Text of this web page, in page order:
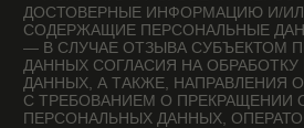
4.1. СУБЪЕКТЫ ПЕРСОНАЛЬНЫХ ДАННЫХ ИМЕЮТ
— ПОЛУЧАТЬ ИНФОРМАЦИЮ, КАСАЮЩУЮСЯ
ЕГО ПЕРСОНАЛЬНЫХ ДАННЫХ, ЗА ИСКЛЮЧЕНИЕМ
СЛУЧАЕВ, ПРЕДУСМОТРЕННЫХ ФЕДЕРАЛЬНЫМИ
ЗАКОНАМИ. СВЕДЕНИЯ ПРЕДОСТАВЛЯЮТСЯ
ПЕРСОНАЛЬНЫХ ДАННЫХ ОПЕРАТОРОМ В
ФОРМЕ, И В НИХ НЕ ДОЛЖНЫ СОДЕРЖАТЬСЯ
ПЕРСОНАЛЬНЫЕ ДАННЫЕ, ОТНОСЯЩИЕСЯ К
СУБЪЕКТАМ ПЕРСОНАЛЬНЫХ ДАННЫХ, ЗА
СЛУЧАЕВ, КОГДА ИМЕЮТСЯ ЗАКОННЫЕ